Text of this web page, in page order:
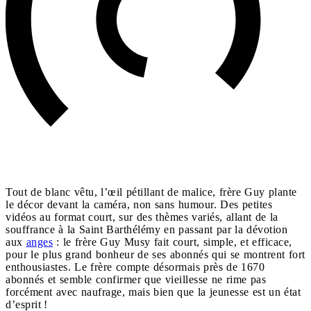
Tout de blanc vêtu, l’œil pétillant de malice, frère Guy plante
le décor devant la caméra, non sans humour. Des petites
vidéos au format court, sur des thèmes variés, allant de la
souffrance à la Saint Barthélémy en passant par la dévotion
aux anges : le frère Guy Musy fait court, simple, et efficace,
pour le plus grand bonheur de ses abonnés qui se montrent fort
enthousiastes. Le frère compte désormais près de 1670
abonnés et semble confirmer que vieillesse ne rime pas
forcément avec naufrage, mais bien que la jeunesse est un état
d’esprit !